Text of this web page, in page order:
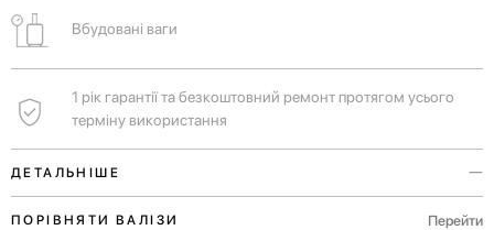
Вбудовані ваги
1 рік гарантії та безкоштовний ремонт протягом усього
терміну використання
ДЕТАЛЬНІШЕ
Вбудовані ваги допоможуть вам самостійно дізнатись вагу вашого
ПОРІВНЯТИ ВАЛІЗИ Перейти